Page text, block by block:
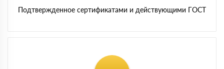
Подтвержденное сертификатами и действующими ГОСТ